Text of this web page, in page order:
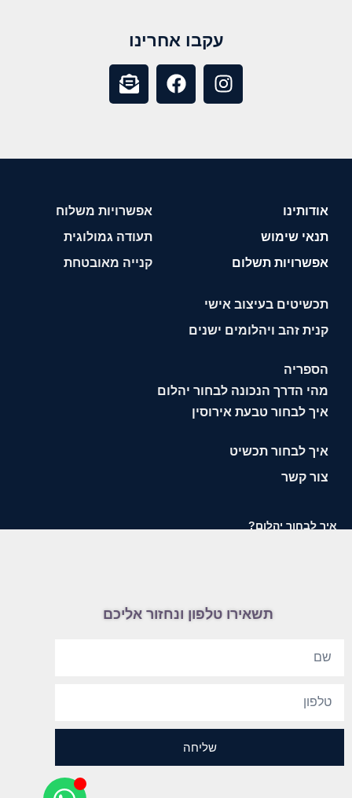
עקבו אחרינו
אודותינו
תנאי שימוש
אפשרויות תשלום
אפשרויות משלוח
תעודה גמולוגית
קנייה מאובטחת
תכשיטים בעיצוב אישי
קנית זהב ויהלומים ישנים
הספריה
מהי הדרך הנכונה לבחור יהלום
איך לבחור טבעת אירוסין
איך לבחור תכשיט
צור קשר
איך לבחור יהלום?
תשאירו טלפון ונחזור אליכם
שליחה